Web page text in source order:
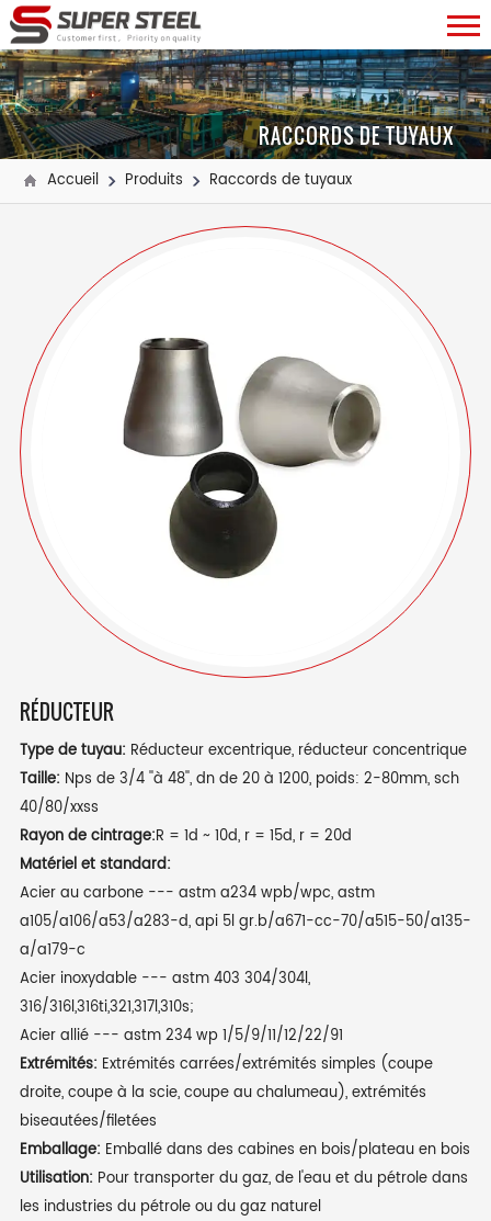
RACCORDS DE TUYAUX
Accueil Produits Raccords de tuyaux
RÉDUCTEUR
Type de tuyau: Réducteur excentrique, réducteur concentrique
Taille: Nps de 3/4 ''à 48'', dn de 20 à 1200, poids: 2-80mm, sch
40/80/xxss
Rayon de cintrage:R = 1d ~ 10d, r = 15d, r = 20d
Matériel et standard:
Acier au carbone --- astm a234 wpb/wpc, astm
a105/a106/a53/a283-d, api 5l gr.b/a671-cc-70/a515-50/a135-
a/a179-c
Acier inoxydable --- astm 403 304/304l,
316/316l,316ti,321,317l,310s;
Acier allié --- astm 234 wp 1/5/9/11/12/22/91
Extrémités: Extrémités carrées/extrémités simples (coupe
droite, coupe à la scie, coupe au chalumeau), extrémités
biseautées/filetées
Emballage: Emballé dans des cabines en bois/plateau en bois
Utilisation: Pour transporter du gaz, de l'eau et du pétrole dans
les industries du pétrole ou du gaz naturel